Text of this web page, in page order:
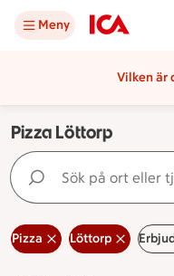
Meny
Vilken är
Pizza Löttorp
Sök på ort eller tjänst
Pizza Löttorp